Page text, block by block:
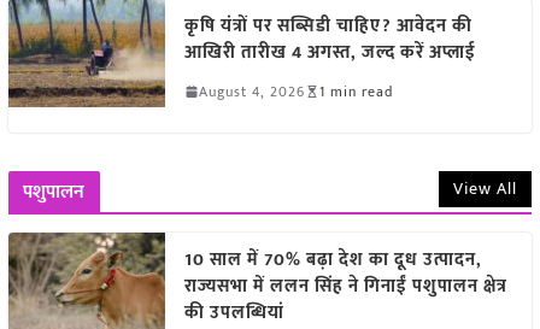
कृषि यंत्रों पर सब्सिडी चाहिए? आवेदन की
आखिरी तारीख 4 अगस्त, जल्द करें अप्लाई
August 4, 2026 1 min read
पशुपालन View All
10 साल में 70% बढ़ा देश का दूध उत्पादन,
राज्यसभा में ललन सिंह ने गिनाईं पशुपालन क्षेत्र
की उपलब्धियां